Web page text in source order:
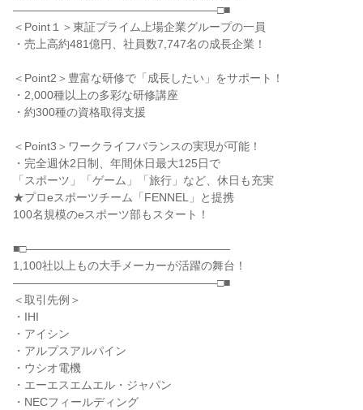
――――――――――――――――――□■
＜Point１＞東証プライム上場企業グループの一員
・売上高約481億円、社員数7,747名の成長企業！
＜Point2＞豊富な研修で「成長したい」をサポート！
・2,000種以上の多彩な研修講座
・約300種の資格取得支援
＜Point3＞ワークライフバランスの実現が可能！
・完全週休2日制、年間休日最大125日で
「スポーツ」「ゲーム」「旅行」など、休日も充実
★プロeスポーツチーム「FENNEL」と提携
100名規模のeスポーツ部もスタート！
■□――――――――――――――――――
1,100社以上もの大手メーカーが活躍の舞台！
――――――――――――――――――□■
＜取引先例＞
・IHI
・アイシン
・アルプスアルパイン
・ウシオ電機
・エーエスエムエル・ジャパン
・NECフィールディング